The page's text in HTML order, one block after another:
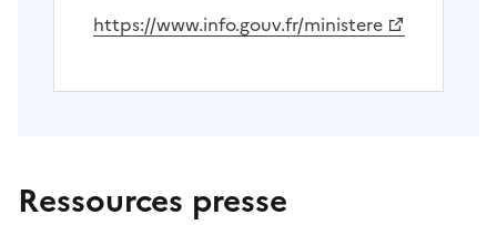
(Ouvre une nouvelle fenêtre)
https://www.info.gouv.fr/ministere
Ressources presse